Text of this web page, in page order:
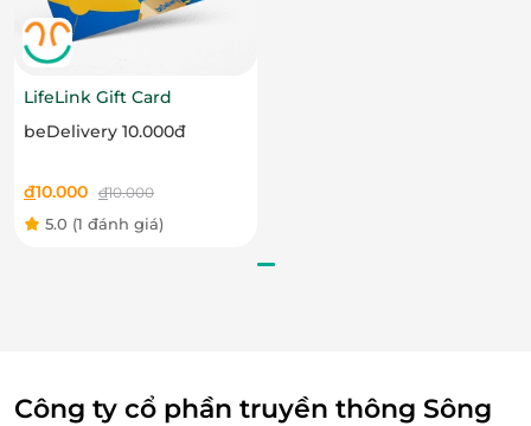
Hãy nhanh tay sở hữu thẻ quà tặng LifeLink để trải
nghiệm tiện ích hiện đại từ GrabGifts. Đây là món
quà lý tưởng cho mọi dịp, thể hiện sự quan tâm và
LifeLink Gift Card
beDelivery 10.000đ
đ10.000 đ10.000
5.0 (1 đánh giá)
Công ty cổ phần truyền thông Sông